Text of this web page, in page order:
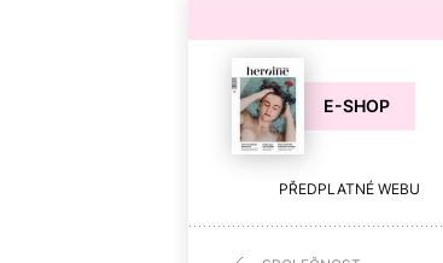
E-SHOP
PŘEDPLATNÉ WEBU